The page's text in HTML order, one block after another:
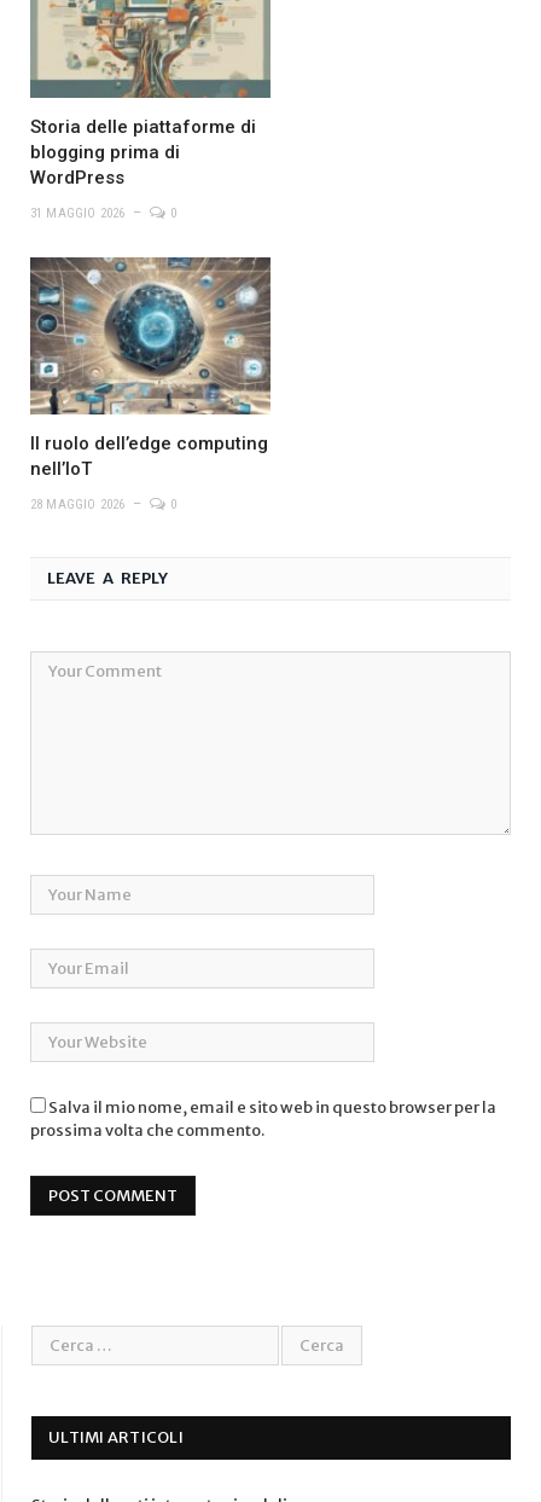
Storia delle piattaforme di
blogging prima di
WordPress
31 MAGGIO 2026 0
Il ruolo dell’edge computing
nell’IoT
28 MAGGIO 2026 0
LEAVE A REPLY
Salva il mio nome, email e sito web in questo browser per la
prossima volta che commento.
ULTIMI ARTICOLI